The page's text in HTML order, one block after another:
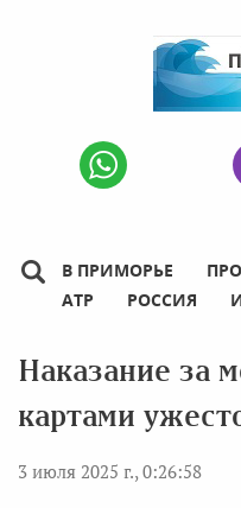
В ПРИМОРЬЕ
АТР
РОССИЯ
Наказание за
картами
3 июля 2025 г., 0:26:58